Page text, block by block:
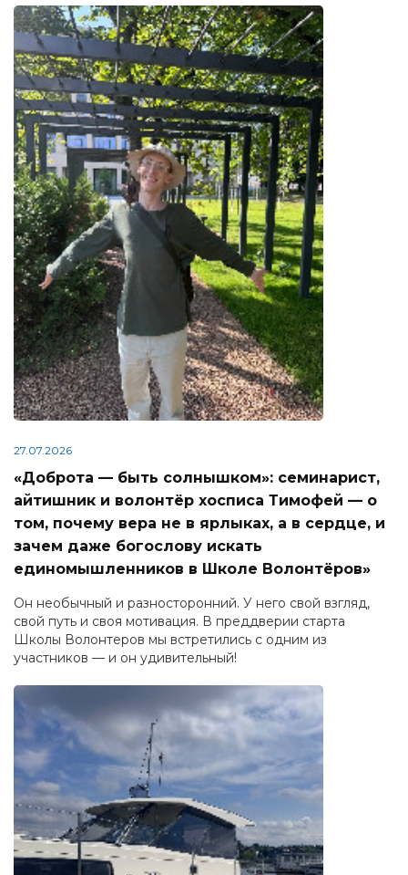
27.07.2026
«Доброта — быть солнышком»: семинарист,
айтишник и волонтёр хосписа Тимофей — о
том, почему вера не в ярлыках, а в сердце, и
зачем даже богослову искать
единомышленников в Школе Волонтёров»
Он необычный и разносторонний. У него свой взгляд,
свой путь и своя мотивация. В преддверии старта
Школы Волонтеров мы встретились с одним из
участников — и он удивительный!